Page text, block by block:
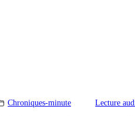
Chroniques-minute Lecture